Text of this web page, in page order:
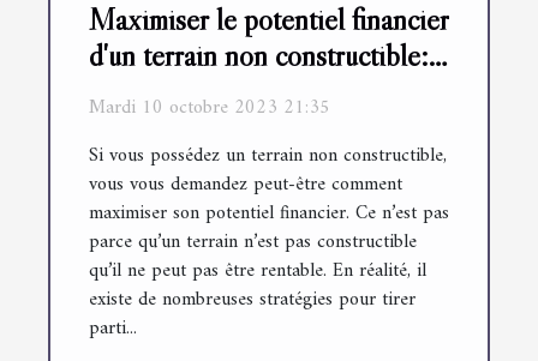
Maximiser le potentiel financier
d'un terrain non constructible:
astuces et stratégies
Mardi 10 octobre 2023 21:35
Si vous possédez un terrain non constructible,
vous vous demandez peut-être comment
maximiser son potentiel financier. Ce n’est pas
parce qu’un terrain n’est pas constructible
qu’il ne peut pas être rentable. En réalité, il
existe de nombreuses stratégies pour tirer
parti...